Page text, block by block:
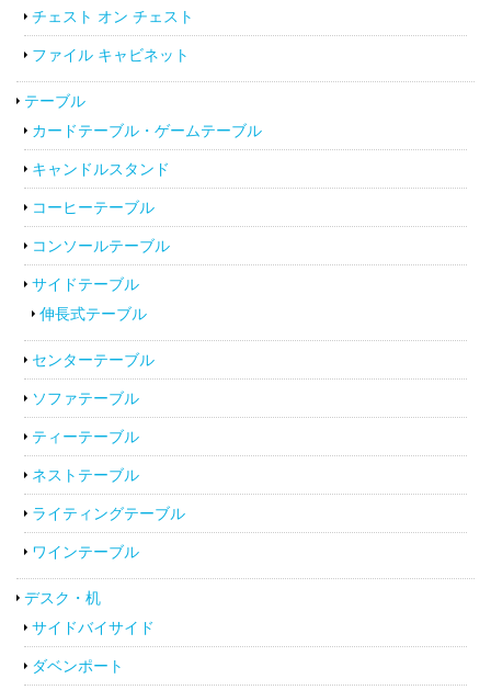
チェスト オン チェスト
ファイル キャビネット
テーブル
カードテーブル・ゲームテーブル
キャンドルスタンド
コーヒーテーブル
コンソールテーブル
サイドテーブル
伸長式テーブル
センターテーブル
ソファテーブル
ティーテーブル
ネストテーブル
ライティングテーブル
ワインテーブル
デスク・机
サイドバイサイド
ダベンポート